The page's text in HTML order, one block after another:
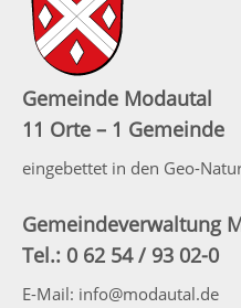
Gemeinde Modautal
11 Orte – 1 Gemeinde
eingebettet in den Geo-
Gemeindeverwaltung
Tel.: 0 62 54 / 93 02-0
E-Mail: info@modautal.de